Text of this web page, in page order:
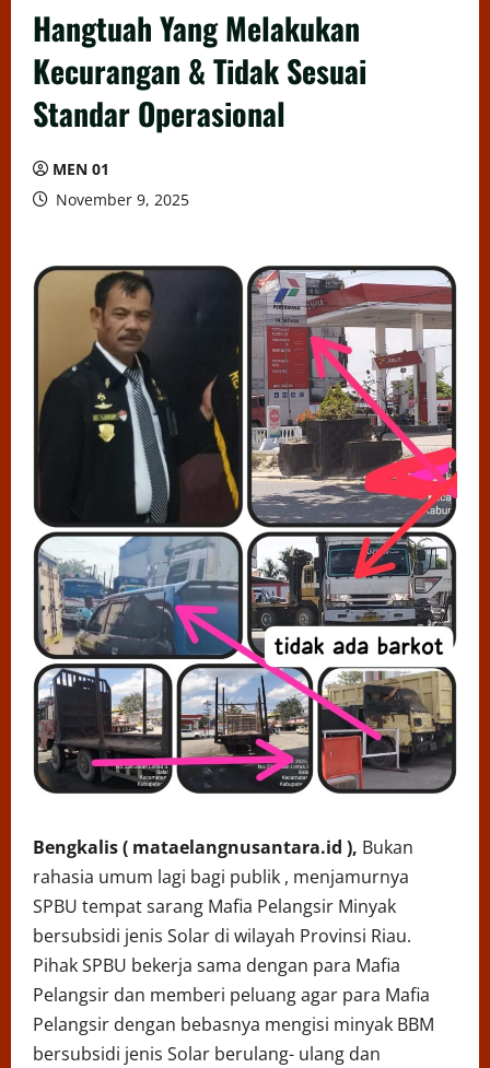
Hangtuah Yang Melakukan
Kecurangan & Tidak Sesuai
Standar Operasional
MEN 01
November 9, 2025
Bengkalis ( mataelangnusantara.id ), Bukan
rahasia umum lagi bagi publik , menjamurnya
SPBU tempat sarang Mafia Pelangsir Minyak
bersubsidi jenis Solar di wilayah Provinsi Riau.
Pihak SPBU bekerja sama dengan para Mafia
Pelangsir dan memberi peluang agar para Mafia
Pelangsir dengan bebasnya mengisi minyak BBM
bersubsidi jenis Solar berulang- ulang dan